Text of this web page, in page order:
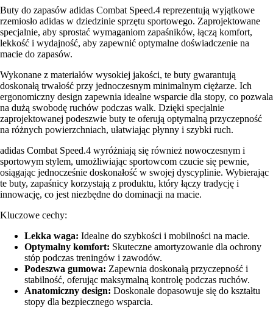
Buty do zapasów adidas Combat Speed.4 reprezentują wyjątkowe
rzemiosło adidas w dziedzinie sprzętu sportowego. Zaprojektowane
specjalnie, aby sprostać wymaganiom zapaśników, łączą komfort,
lekkość i wydajność, aby zapewnić optymalne doświadczenie na
macie do zapasów.
Wykonane z materiałów wysokiej jakości, te buty gwarantują
doskonałą trwałość przy jednoczesnym minimalnym ciężarze. Ich
ergonomiczny design zapewnia idealne wsparcie dla stopy, co pozwala
na dużą swobodę ruchów podczas walk. Dzięki specjalnie
zaprojektowanej podeszwie buty te oferują optymalną przyczepność
na różnych powierzchniach, ułatwiając płynny i szybki ruch.
adidas Combat Speed.4 wyróżniają się również nowoczesnym i
sportowym stylem, umożliwiając sportowcom czucie się pewnie,
osiągając jednocześnie doskonałość w swojej dyscyplinie. Wybierając
te buty, zapaśnicy korzystają z produktu, który łączy tradycję i
innowację, co jest niezbędne do dominacji na macie.
Kluczowe cechy:
Lekka waga: Idealne do szybkości i mobilności na macie.
Optymalny komfort: Skuteczne amortyzowanie dla ochrony
stóp podczas treningów i zawodów.
Podeszwa gumowa: Zapewnia doskonałą przyczepność i
stabilność, oferując maksymalną kontrolę podczas ruchów.
Anatomiczny design: Doskonale dopasowuje się do kształtu
stopy dla bezpiecznego wsparcia.